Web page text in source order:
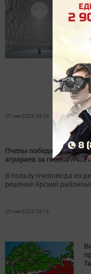
к
25 мая 2023, 08:39
Пчелы победили: в
аграриев за гибель пчел
В пользу пчеловода из
решение Арский
25 мая 2023, 08:19